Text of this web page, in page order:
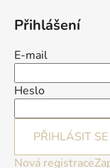
Přihlášení
E-mail
Heslo
PŘIHLÁSIT SE
Nová registrace